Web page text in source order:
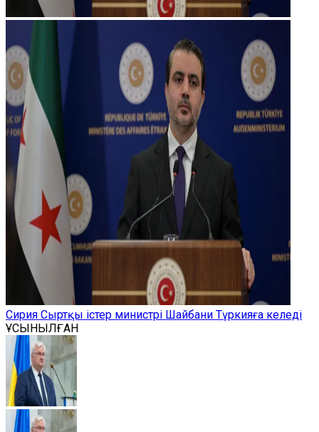
Сирия Сыртқы істер министрі Шайбани Түркияға келеді
ҰСЫНЫЛҒАН